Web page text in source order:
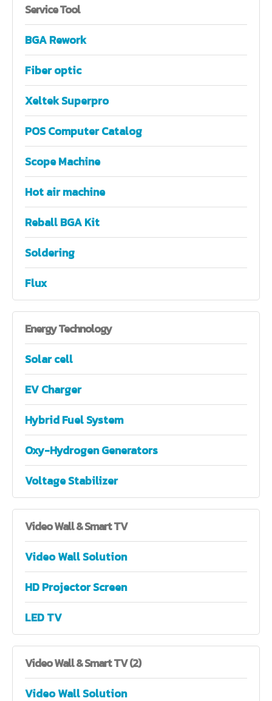
ServiceTool
BGA Rework
Fiber optic
Xeltek Superpro
POS Computer Catalog
Scope Machine
Hot air machine
Reball BGA Kit
Soldering
Flux
EnergyTechnology
Solar cell
EV Charger
Hybrid Fuel System
Oxy-Hydrogen Generators
Voltage Stabilizer
VideoWall & Smart TV
Video Wall Solution
HD Projector Screen
LED TV
VideoWall & Smart TV (2)
Video Wall Solution